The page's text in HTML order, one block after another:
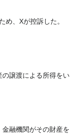
、Xが控訴した。
譲渡による所得をい
融機関がその財産を